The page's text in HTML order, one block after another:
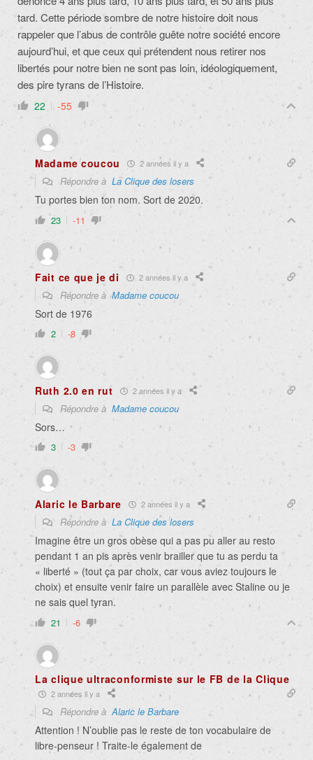
tard. Cette période sombre de notre histoire doit nous
rappeler que l’abus de contrôle guête notre société encore
aujourd’hui, et que ceux qui prétendent nous retirer nos
libertés pour notre bien ne sont pas loin, idéologiquement,
des pire tyrans de l’Histoire.
22 -55
Madame coucou 2 années il y a
Répondre à La Clique des losers
Tu portes bien ton nom. Sort de 2020.
23 -11
Fait ce que je di 2 années il y a
Répondre àMadame coucou
Sort de 1976
2 -8
Ruth 2.0 en rut 2 années il y a
Répondre à Madame coucou
Sors…
3 -3
Alaric le Barbare 2 années il y a
Répondre à La Clique des losers
Imagine être un gros obèse qui a pas pu aller au resto
pendant 1 an pis après venir brailler que tu as perdu ta
« liberté » (tout ça par choix, car vous aviez toujours le
choix) et ensuite venir faire un parallèle avec Staline ou je
ne sais quel tyran.
21 -6
La clique ultraconformiste sur le FB de la Clique
2 années il y a
Répondre àAlaric le Barbare
Attention ! N’oublie pas le reste de ton vocabulaire de
libre-penseur ! Traite-le également de